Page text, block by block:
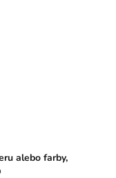
alebo farby,